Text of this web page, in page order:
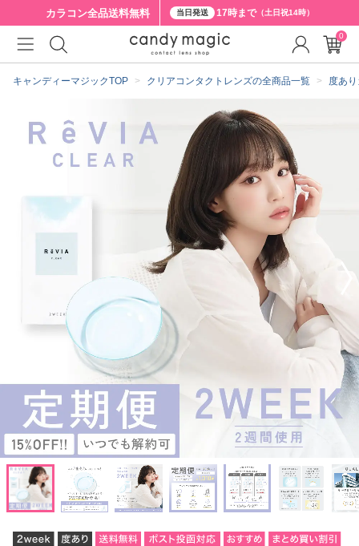
カラコン全品送料無料 当日発送 17時まで（土日祝14時）
キャンディーマジックTOP クリアコンタクトレンズの全商品一覧 度あ
0
クーポン詳細